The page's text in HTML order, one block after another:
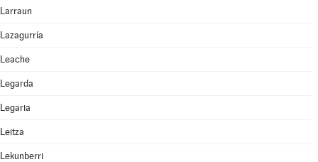
Larraun
Lazagurría
Leache
Legarda
Legaria
Leitza
Lekunberri